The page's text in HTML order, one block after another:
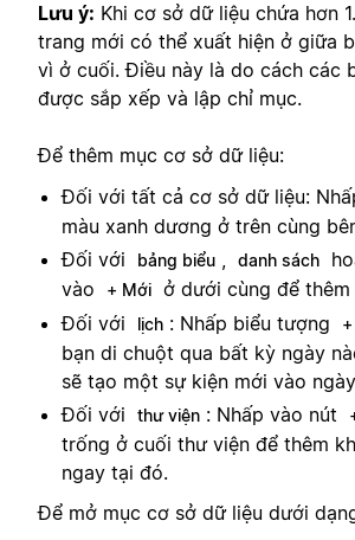
Lưu ý: Khi cơ sở dữ liệu chứa hơn
trang mới có thể xuất hiện ở giữa
vì ở cuối. Điều này là do cách các
được sắp xếp và lập chỉ mục.
Để thêm mục cơ sở dữ liệu:
Đối với tất cả cơ sở dữ liệu:
màu xanh dương ở trên cùng
Đối với
bảng biểu danh sách
vào
+ Mới ở dưới cùng để thêm
Đối với
lịch : Nhấp biểu tượng +
bạn di chuột qua bất kỳ ngày
sẽ tạo một sự kiện mới vào
Đối với
thư viện : Nhấp vào nút
trống ở cuối thư viện để thêm
ngay tại đó.
Để mở mục cơ sở dữ liệu dưới